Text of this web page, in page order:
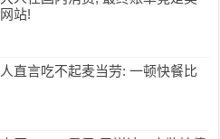
站!
直言吃不起麦当劳: 一顿快餐比